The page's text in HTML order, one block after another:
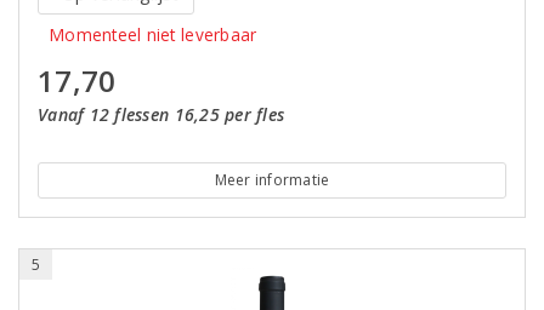
Momenteel niet leverbaar
17,70
Vanaf 12 flessen 16,25 per fles
Meer informatie
5